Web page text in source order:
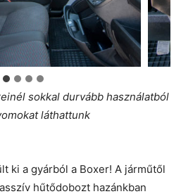
sokkal durvább használatból
láthattunk
ki a gyárból a Boxer! A járműtől
hűtődobozt hazánkban